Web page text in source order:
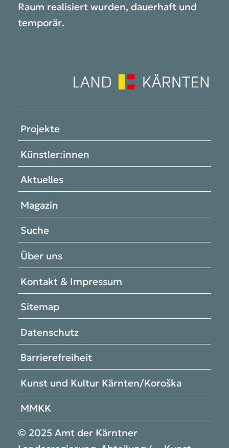
Raum realisiert wurden, dauerhaft und
temporär.
© 2025 Amt der Kärntner
Projekte
Künstler:innen
Aktuelles
Magazin
Suche
Über uns
Kontakt & Impressum
Sitemap
Datenschutz
Barrierefreiheit
Kunst und Kultur Kärnten/Koroška
MMKK